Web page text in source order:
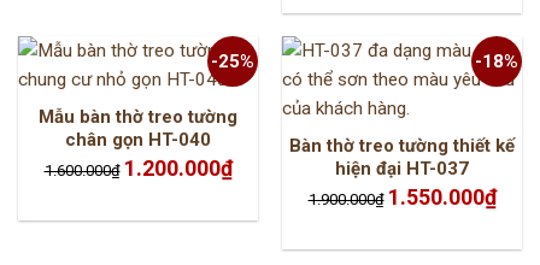
-25%
Mẫu bàn thờ treo tường
chân gọn HT-040
1.600.000₫ Giá
gốc
1.200.000₫Giá
hiện
1.200.000₫.
-18%
Bàn thờ treo tường thiết kế
hiện đại HT-037
1.900.000₫ Giá
gốc
1.550.000₫Giá
hiện